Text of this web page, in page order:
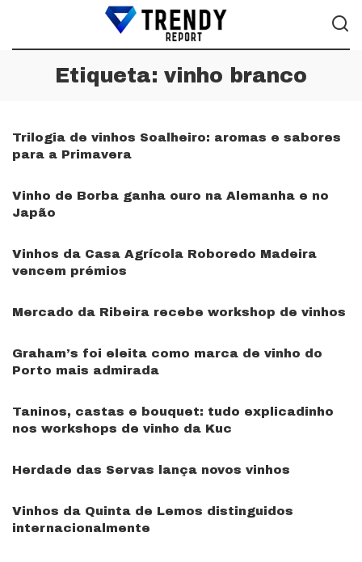
Etiqueta: vinho branco
Trilogia de vinhos Soalheiro: aromas e sabores
para a Primavera
Vinho de Borba ganha ouro na Alemanha e no
Japão
Vinhos da Casa Agrícola Roboredo Madeira
vencem prémios
Mercado da Ribeira recebe workshop de vinhos
Graham’s foi eleita como marca de vinho do
Porto mais admirada
Taninos, castas e bouquet: tudo explicadinho
nos workshops de vinho da Kuc
Herdade das Servas lança novos vinhos
Vinhos da Quinta de Lemos distinguidos
internacionalmente